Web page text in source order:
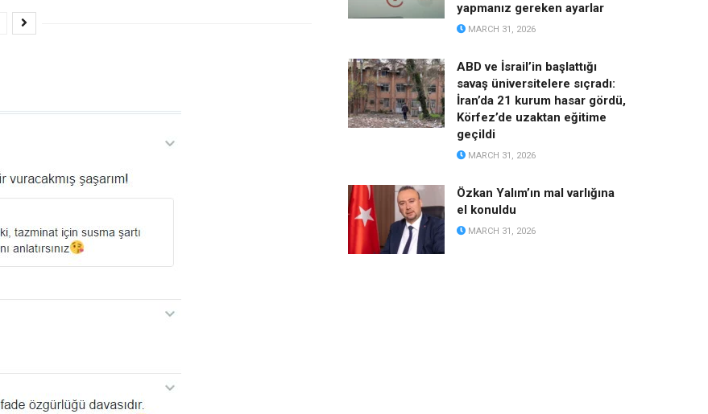
yapmanız gereken ayarlar
MARCH 31, 2026
ABD ve İsrail’in başlattığı
savaş üniversitelere sıçradı:
İran’da 21 kurum hasar gördü,
Körfez’de uzaktan eğitime
geçildi
MARCH 31, 2026
Özkan Yalım’ın mal varlığına
el konuldu
MARCH 31, 2026